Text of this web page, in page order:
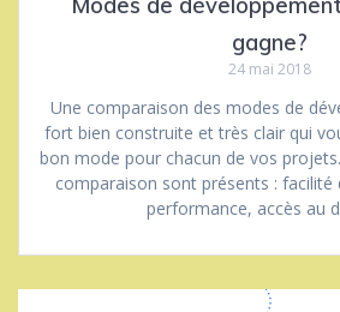
Modes de
gagne?
24 mai 2018
Une comparaison des modes de
fort bien construite et très clair qui
bon mode pour chacun de vos
comparaison sont présents : facilité
performance, accès au